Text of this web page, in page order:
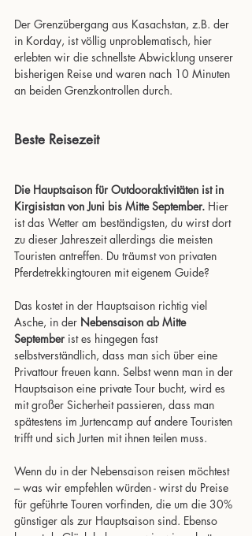
Der Grenzübergang aus Kasachstan, z.B. der
in Korday, ist völlig unproblematisch, hier
erlebten wir die schnellste Abwicklung unserer
bisherigen Reise und waren nach 10 Minuten
an beiden Grenzkontrollen durch.
Beste Reisezeit
Die Hauptsaison für Outdooraktivitäten ist in
Kirgisistan von Juni bis Mitte September. Hier
ist das Wetter am beständigsten, du wirst dort
zu dieser Jahreszeit allerdings die meisten
Touristen antreffen. Du träumst von privaten
Pferdetrekkingtouren mit eigenem Guide?
Das kostet in der Hauptsaison richtig viel
Asche, in der Nebensaison ab Mitte
September ist es hingegen fast
selbstverständlich, dass man sich über eine
Privattour freuen kann. Selbst wenn man in der
Hauptsaison eine private Tour bucht, wird es
mit großer Sicherheit passieren, dass man
spätestens im Jurtencamp auf andere Touristen
trifft und sich Jurten mit ihnen teilen muss.
Wenn du in der Nebensaison reisen möchtest
– was wir empfehlen würden - wirst du Preise
für geführte Touren vorfinden, die um die 30%
günstiger als zur Hauptsaison sind. Ebenso